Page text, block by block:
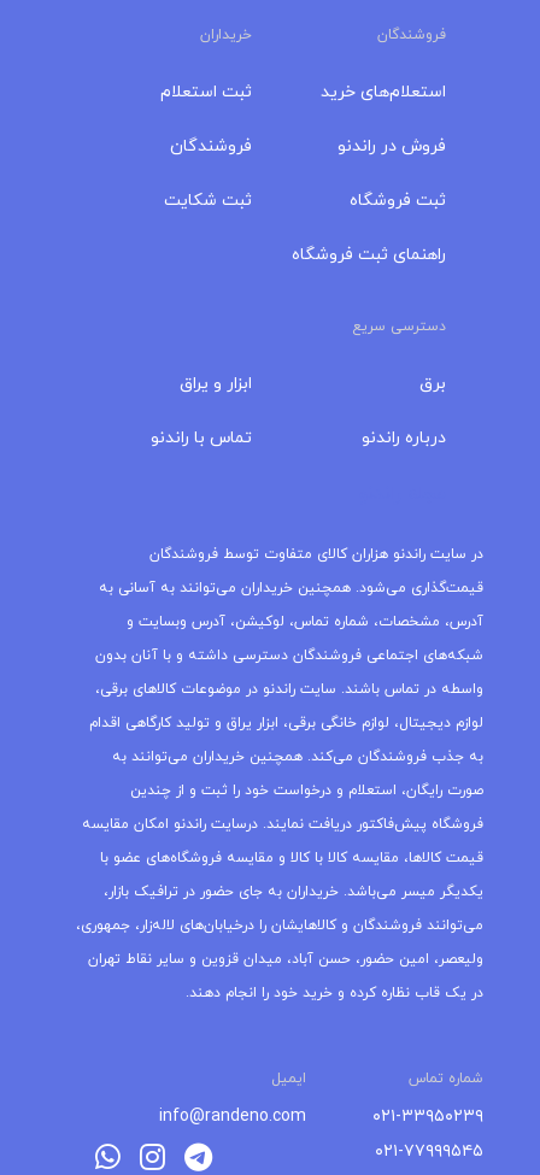
فروشندگان خریداران
استعلام‌های خرید
فروش در راندنو
ثبت فروشگاه
راهنمای ثبت فروشگاه
ثبت استعلام
فروشندگان
ثبت شکایت
دسترسی سریع
برق
درباره‌ راندنو
ابزار و یراق
تماس با راندنو
در سایت راندنو هزاران کالای متفاوت توسط فروشندگان
قیمت‌گذاری می‌شود. همچنین خریداران می‌توانند به آسانی به
آدرس، مشخصات، شماره تماس، لوکیشن، آدرس وبسایت و
شبکه‌های اجتماعی فروشندگان دسترسی داشته و با آنان بدون
واسطه در تماس باشند. سایت راندنو در موضوعات کالاهای برقی،
لوازم دیجیتال، لوازم خانگی برقی، ابزار یراق و تولید کارگاهی اقدام
به جذب فروشندگان می‌کند. همچنین خریداران می‌توانند به
صورت رایگان، استعلام و درخواست خود را ثبت و از چندین
فروشگاه پیش‌فاکتور دریافت نمایند. درسایت راندنو امکان مقایسه
قیمت کالاها، مقایسه کالا با کالا و مقایسه فروشگاه‌های عضو با
یکدیگر میسر می‌باشد. خریداران به جای حضور در ترافیک بازار،
می‌توانند فروشندگان و کالاهایشان را درخیابان‌های لاله‌زار، جمهوری،
ولیعصر، امین حضور، حسن آباد، میدان قزوین و سایر نقاط تهران
در یک قاب نظاره کرده و خرید خود را انجام دهند.
شماره تماس ایمیل
۰۲۱-۳۳۹۵۰۲۳۹
۰۲۱-۷۷۹۹۹۵۴۵
info@randeno.com